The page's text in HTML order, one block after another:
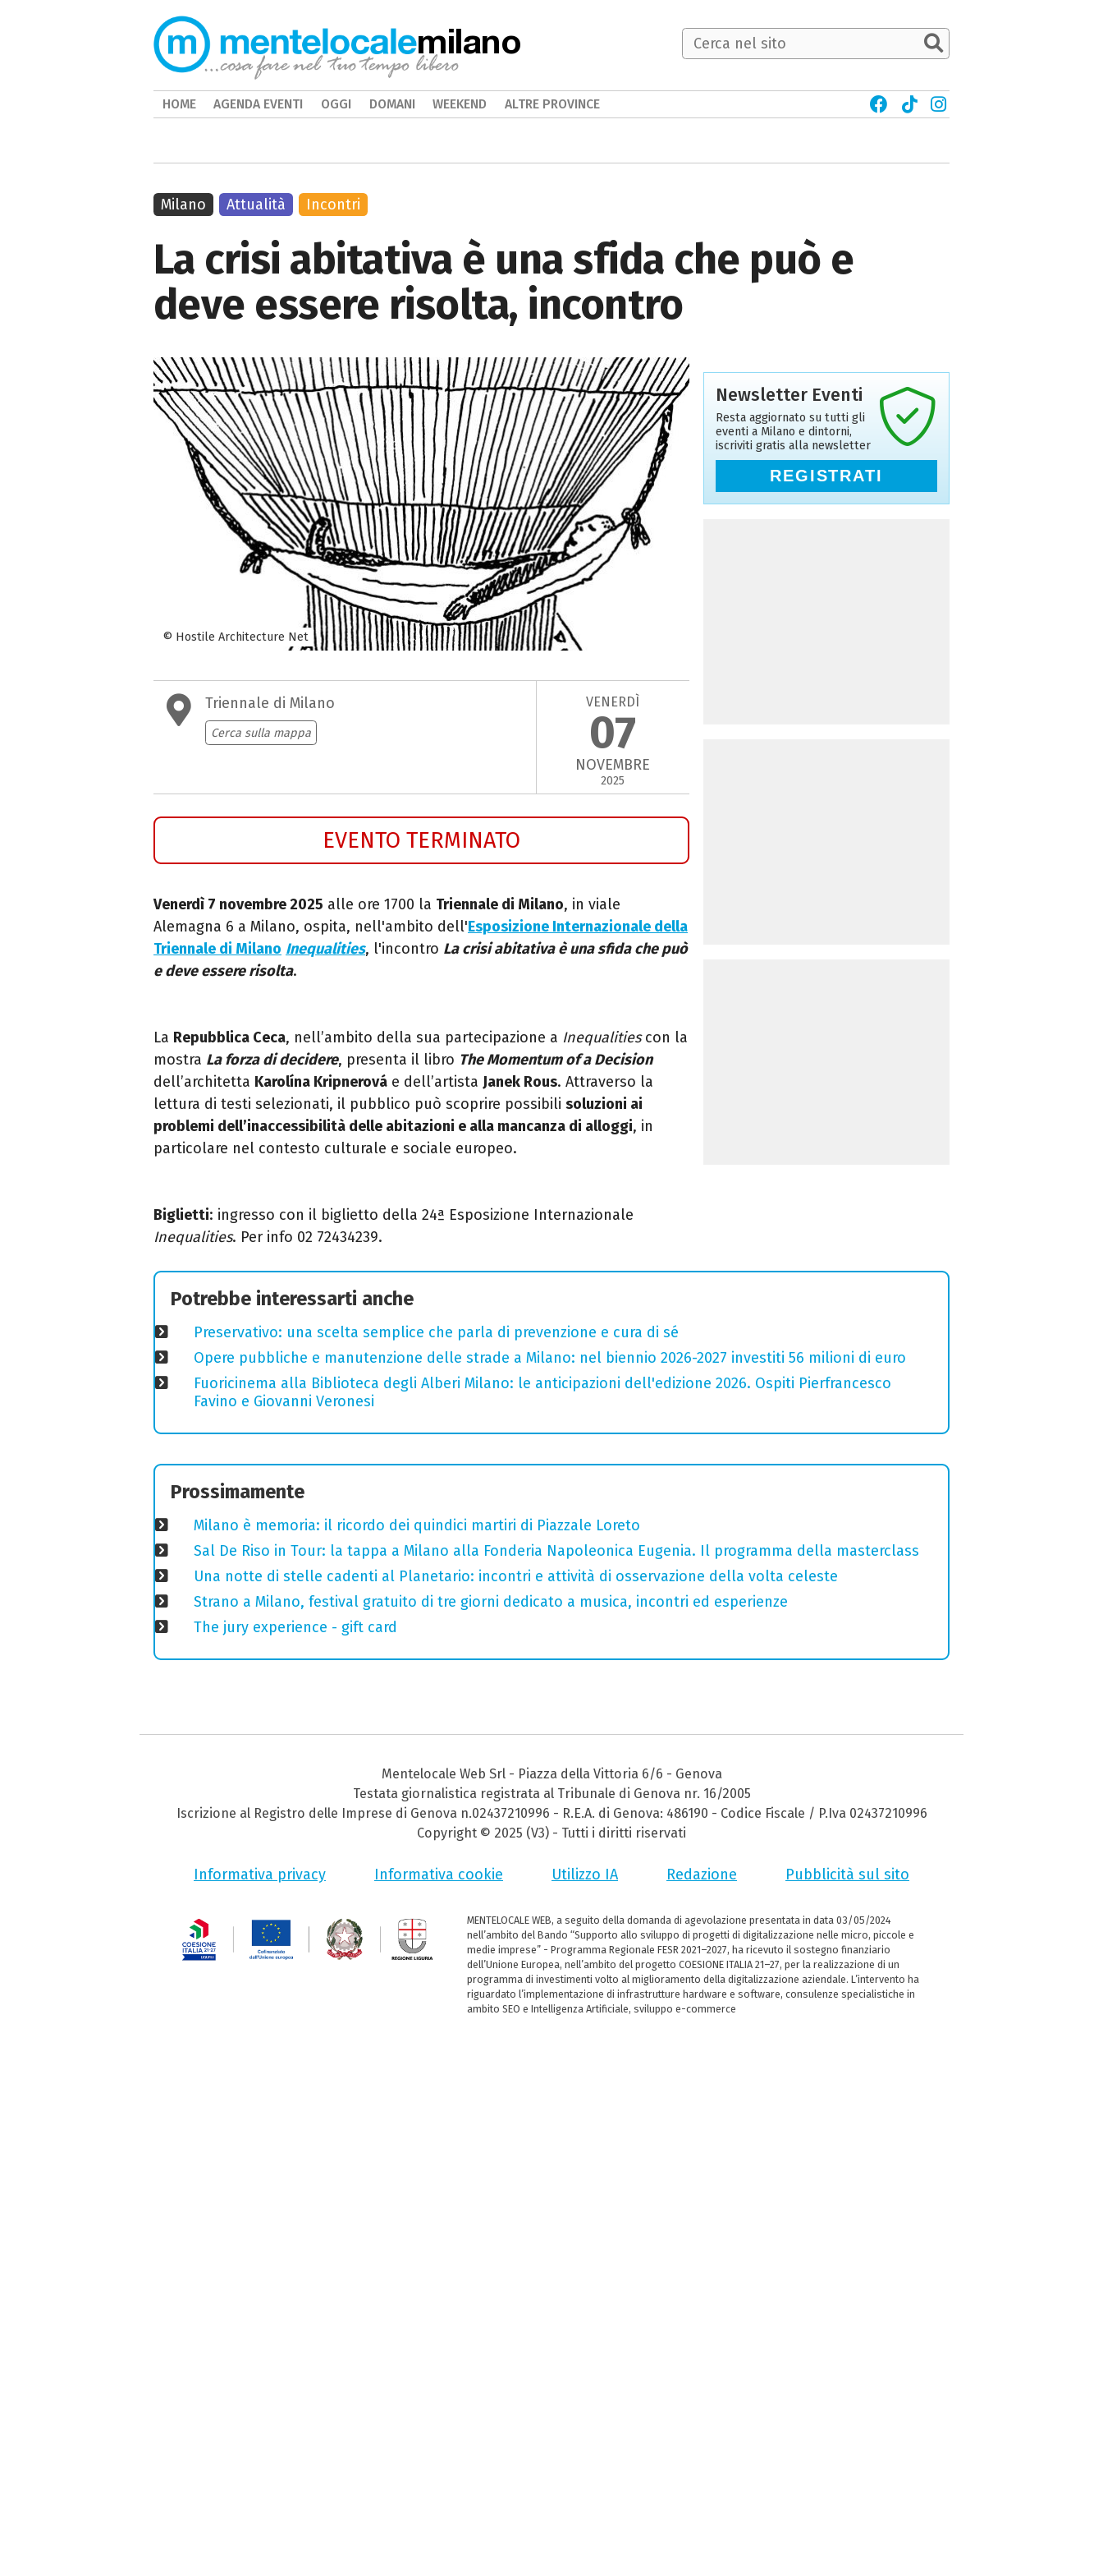
La crisi abitativa è una sfida che può e
deve essere risolta, incontro
© Hostile Architecture Net
Triennale di Milano
Cerca sulla mappa
VENERDÌ
07
NOVEMBRE
2025
EVENTO TERMINATO
Venerdì 7 novembre 2025 alle ore 1700 la Triennale di Milano, in viale
Alemagna 6 a Milano, ospita, nell'ambito dell'Esposizione Internazionale della
Triennale di Milano Inequalities, l'incontro La crisi abitativa è una sfida che può
e deve essere risolta.
La Repubblica Ceca, nell’ambito della sua partecipazione a Inequalitiescon la
mostra La forza di decidere, presenta il libro The Momentum of a Decision
dell’architetta Karolína Kripnerová e dell’artista Janek Rous. Attraverso la
lettura di testi selezionati, il pubblico può scoprire possibili soluzioni ai
problemi dell’inaccessibilità delle abitazioni e alla mancanza di alloggi, in
particolare nel contesto culturale e sociale europeo.
Biglietti: ingresso con il biglietto della 24ª Esposizione Internazionale
Inequalities. Per info 02 72434239.
Milano Attualità Incontri
Newsletter Eventi
Resta aggiornato su tutti gli
eventi a Milano e dintorni,
iscriviti gratis alla newsletter
REGISTRATI
Potrebbe interessarti anche
Preservativo: una scelta semplice che parla di prevenzione e cura di sé
Opere pubbliche e manutenzione delle strade a Milano: nel biennio 2026-2027 investiti 56 milioni di euro
Fuoricinema alla Biblioteca degli Alberi Milano: le anticipazioni dell'edizione 2026. Ospiti Pierfrancesco
Favino e Giovanni Veronesi
Prossimamente
Milano è memoria: il ricordo dei quindici martiri di Piazzale Loreto
Sal De Riso in Tour: la tappa a Milano alla Fonderia Napoleonica Eugenia. Il programma della masterclass
Una notte di stelle cadenti al Planetario: incontri e attività di osservazione della volta celeste
Strano a Milano, festival gratuito di tre giorni dedicato a musica, incontri ed esperienze
The jury experience - gift card
milano
HOME AGENDA EVENTI OGGI DOMANI WEEKEND ALTRE PROVINCE
Mentelocale Web Srl - Piazza della Vittoria 6/6 - Genova
Testata giornalistica registrata al Tribunale di Genova nr. 16/2005
Iscrizione al Registro delle Imprese di Genova n.02437210996 - R.E.A. di Genova: 486190 - Codice Fiscale / P.Iva 02437210996
Copyright © 2025 (V3) - Tutti i diritti riservati
Informativa privacy Informativa cookie Utilizzo IA Redazione Pubblicità sul sito
MENTELOCALE WEB, a seguito della domanda di agevolazione presentata in data 03/05/2024
nell’ambito del Bando “Supporto allo sviluppo di progetti di digitalizzazione nelle micro, piccole e
medie imprese” - Programma Regionale FESR 2021–2027, ha ricevuto il sostegno finanziario
dell’Unione Europea, nell’ambito del progetto COESIONE ITALIA 21–27, per la realizzazione di un
programma di investimenti volto al miglioramento della digitalizzazione aziendale. L’intervento ha
riguardato l’implementazione di infrastrutture hardware e software, consulenze specialistiche in
ambito SEO e Intelligenza Artificiale, sviluppo e-commerce